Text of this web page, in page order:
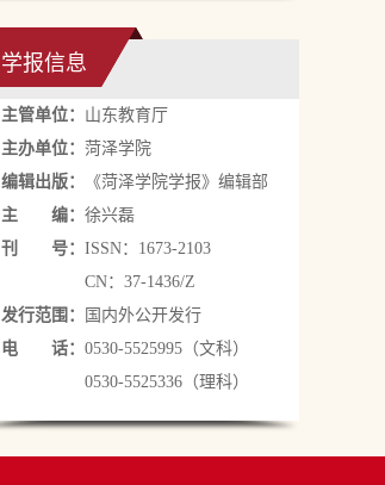
学报信息
主管单位： 山东教育厅
主办单位： 菏泽学院
编辑出版：
《菏泽学院学报》编辑部
主 编： 徐兴磊
刊 号： ISSN：1673-2103
CN：37-1436/Z
发行范围：
国内外公开发行
电 话： 0530-5525995（文科）
0530-5525336（理科）